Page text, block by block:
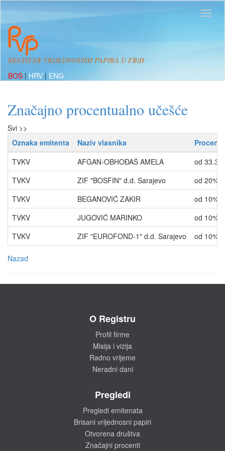
REGISTAR VRIJEDNOSNIH PAPIRA U FBiH
BOS | HRV | ENG
Značajno procentualno učešće
Svi >>
Oznaka emitenta
Naziv vlasnika
Procenti
TVKV
AFGAN-OBHOĐAŠ AMELA
od
TVKV
ZIF "BOSFIN" d.d. Sarajevo
od 20%
TVKV
BEGANOVIĆ ZAKIR
od 10%
TVKV
JUGOVIĆ MARINKO
od 10%
TVKV
ZIF "EUROFOND-1" d.d. Sarajevo od 10%
Nazad
O Registru
Profil firme
Misija i vizija
Radno vrijeme
Neradni dani
Pregledi
Pregledi emitenata
Brisani vrijednosni papiri
Otvorena društva
Značajni procenti